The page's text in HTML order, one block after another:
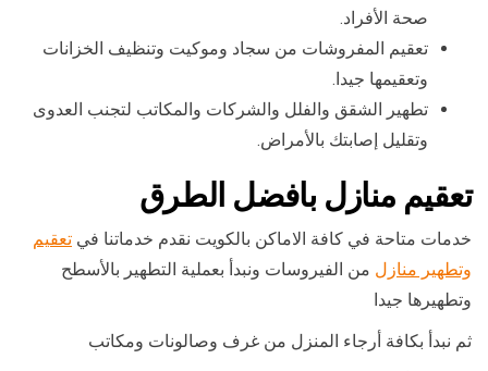
صحة الأفراد.
تعقيم المفروشات من سجاد وموكيت وتنظيف الخزانات
وتعقيمها جيدا.
تطهير الشقق والفلل والشركات والمكاتب لتجنب العدوى
وتقليل إصابتك بالأمراض.
تعقيم منازل بافضل الطرق
خدمات متاحة في كافة الاماكن بالكويت نقدم خدماتنا في تعقيم
وتطهير منازل من الفيروسات ونبدأ بعملية التطهير بالأسطح
وتطهيرها جيدا
ثم نبدأ بكافة أرجاء المنزل من غرف وصالونات ومكاتب